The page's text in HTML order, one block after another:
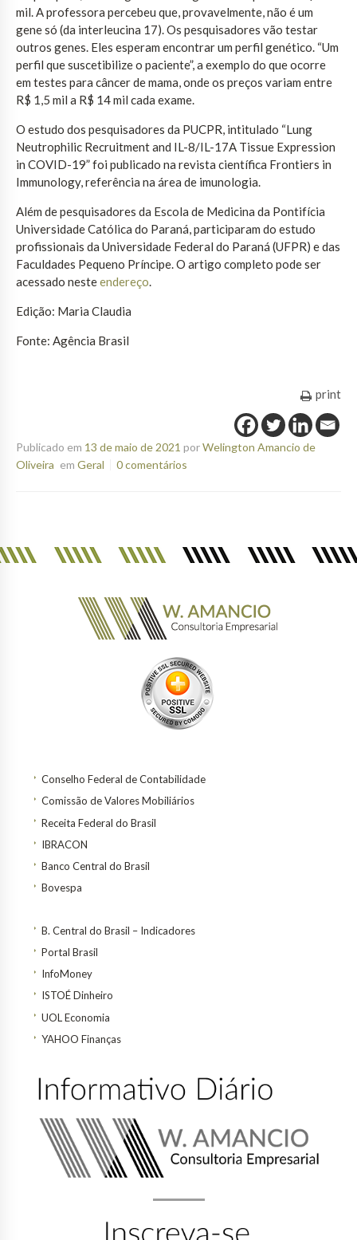
mil. A professora percebeu que, provavelmente, não é um
gene só (da interleucina 17). Os pesquisadores vão testar
outros genes. Eles esperam encontrar um perfil genético. “Um
perfil que suscetibilize o paciente”, a exemplo do que ocorre
em testes para câncer de mama, onde os preços variam entre
R$ 1,5 mil a R$ 14 mil cada exame.
O estudo dos pesquisadores da PUCPR, intitulado “Lung
Neutrophilic Recruitment and IL-8/IL-17A Tissue Expression
in COVID-19” foi publicado na revista científica Frontiers in
Immunology, referência na área de imunologia.
Além de pesquisadores da Escola de Medicina da Pontifícia
Universidade Católica do Paraná, participaram do estudo
profissionais da Universidade Federal do Paraná (UFPR) e das
Faculdades Pequeno Príncipe. O artigo completo pode ser
acessado nesteendereço.
Edição: Maria Claudia
Fonte: Agência Brasil
print
Publicado em 13 de maio de 2021 porWelington Amancio de
Oliveira em Geral 0 comentários
Conselho Federal de Contabilidade
Comissão de Valores Mobiliários
Receita Federal do Brasil
IBRACON
Banco Central do Brasil
Bovespa
B. Central do Brasil – Indicadores
Portal Brasil
InfoMoney
ISTOÉ Dinheiro
UOL Economia
YAHOO Finanças